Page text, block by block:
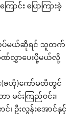
င်း ပြောကြားခဲ့
လုပ်မယ်ဆိုရင် သူတက်
လွှာပေးပို့မယ်လို့
း(ဗဟို)ကော်မတီတွင်
ာ မင်းကြည်ဝင်း၊
၊ ဦးလွန်းအောင်နှင့်